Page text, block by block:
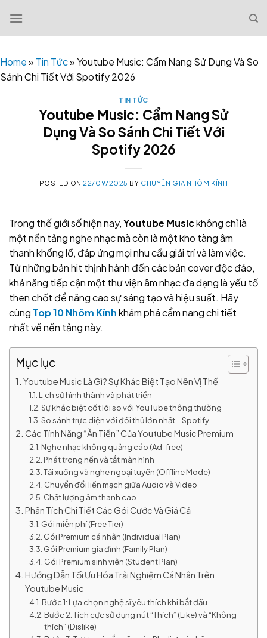
content
Home» Tin Tức»Youtube Music: Cẩm Nang Sử Dụng Và So
Sánh Chi Tiết Với Spotify 2026
TIN TỨC
Youtube Music: Cẩm Nang Sử
Dụng Và So Sánh Chi Tiết Với
Spotify 2026
POSTED ON22/09/2025 BY CHUYÊN GIA NHÔM KÍNH
Trong thế giới số hiện nay,Youtube Musickhông chỉ là
một nền tảng nghe nhạc mà còn là một kho tàng âm
thanh khổng lồ, đáp ứng mọi nhu cầu giải trí và làm việc.
Từ những bản hit thịnh hành đến các bản cover độc đáo,
khả năng tiếp cận một thư viện âm nhạc đa dạng là yếu tố
then chốt để nâng cao sự sáng tạo và hiệu suất. Hãy
cùng Top 10 Nhôm Kínhkhám phá cẩm nang chi tiết
nhất về nền tảng này.
Mục lục
Youtube Music Là Gì? Sự Khác Biệt Tạo Nên Vị Thế
Lịch sử hình thành và phát triển
Sự khác biệt cốt lõi so với YouTube thông thường
So sánh trực diện với đối thủ lớn nhất – Spotify
Các Tính Năng “Ăn Tiền” Của Youtube Music Premium
Nghe nhạc không quảng cáo (Ad-free)
Phát trong nền và tắt màn hình
Tải xuống và nghe ngoại tuyến (Offline Mode)
Chuyển đổi liền mạch giữa Audio và Video
Chất lượng âm thanh cao
Phân Tích Chi Tiết Các Gói Cước Và Giá Cả
Gói miễn phí (Free Tier)
Gói Premium cá nhân (Individual Plan)
Gói Premium gia đình (Family Plan)
Gói Premium sinh viên (Student Plan)
Hướng Dẫn Tối Ưu Hóa Trải Nghiệm Cá Nhân Trên
Youtube Music
Bước 1: Lựa chọn nghệ sĩ yêu thích khi bắt đầu
Bước 2: Tích cực sử dụng nút “Thích” (Like) và “Không
thích” (Dislike)